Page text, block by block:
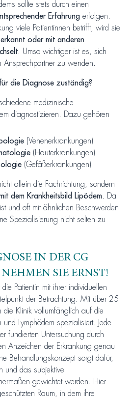
sollte stets durch einen
Erfahrung erfolgen.
viele Patientinnen betrifft, wird sie
oder mit anderen
. Umso wichtiger ist es, sich
zu wenden.
die Diagnose zuständig?
medizinische
diagnostizieren. Dazu gehören
(Venenerkrankungen)
(Hauterkrankungen)
(Gefäßerkrankungen)
allein die Fachrichtung, sondern
dem Krankheitsbild Lipödem . Da
und oft mit ähnlichen Beschwerden
Spezialisierung nicht selten zu
IN DER CG
SIE ERNST!
Patientin mit ihrer individuellen
der Betrachtung. Mit über 25
die Klinik vollumfänglich auf die
Lymphödem spezialisiert. Jede
fundierten Untersuchung durch
Anzeichen der Erkrankung genau
Behandlungskonzept sorgt dafür,
und das subjektive
gewichtet werden. Hier
Raum, in dem ihre